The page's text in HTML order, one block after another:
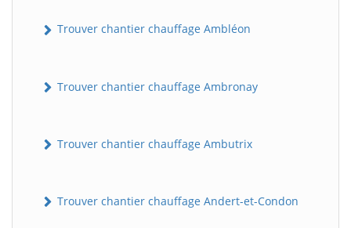
Trouver chantier chauffage Ambléon
Trouver chantier chauffage Ambronay
Trouver chantier chauffage Ambutrix
Trouver chantier chauffage Andert-et-Condon